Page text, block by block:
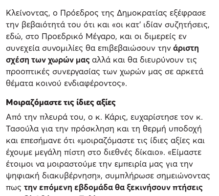
Κλείνοντας, ο Πρόεδρος της Δημοκρατίας εξέφρασε
την βεβαιότητά του ότι και «οι κατ' ιδίαν συζητήσεις,
εδώ, στο Προεδρικό Μέγαρο, και οι διμερείς εν
συνεχεία συνομιλίες θα επιβεβαιώσουν τηνάριστη
σχέση των χωρών μαςαλλά και θα διευρύνουν τις
προοπτικές συνεργασίας των χωρών μας σε αρκετά
θέματα κοινού ενδιαφέροντος».
Μοιραζόμαστε τις ίδιες αξίες
Από την πλευρά του, ο κ. Κάρις, ευχαρίστησε τον κ.
Τασούλα για την πρόσκληση και τη θερμή υποδοχή
και επεσήμανε ότι «μοιραζόμαστε τις ίδιες αξίες και
έχουμε μεγάλη πίστη στο διεθνές δίκαιο». «Είμαστε
έτοιμοι να μοιραστούμε την εμπειρία μας για την
ψηφιακή διακυβέρνηση», συμπλήρωσε σημειώνοντας
πως την επόμενη εβδομάδα θα ξεκινήσουν πτήσεις